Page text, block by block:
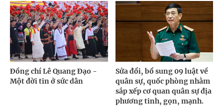
Đồng chí Lê Quang Đạo -
Một đời tin ở sức dân
Sửa đổi, bổ sung 09 luật về
quân sự, quốc phòng nhằm
sắp xếp cơ quan quân sự địa
phương tinh, gọn, mạnh.